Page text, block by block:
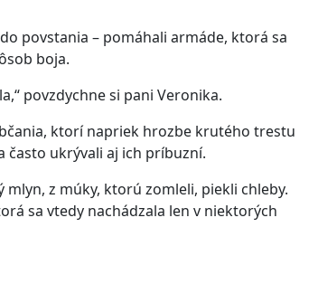
povstania – pomáhali armáde, ktorá sa
boja.
povzdychne si pani Veronika.
ktorí napriek hrozbe krutého trestu
často ukrývali aj ich príbuzní.
z múky, ktorú zomleli, piekli chleby.
sa vtedy nachádzala len v niektorých